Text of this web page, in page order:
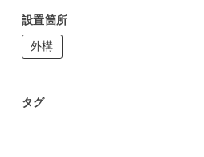
設置箇所
外構
タグ